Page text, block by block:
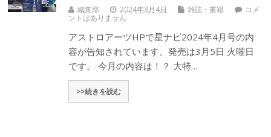
編集部 2024年3月4日 雑誌・書籍
コメ
ントはありません
アストロアーツHPで星ナビ2024年4月号の内
容が告知されています。発売は3月5日 火曜日
です。 今月の内容は！？ 大特…
>>続きを読む